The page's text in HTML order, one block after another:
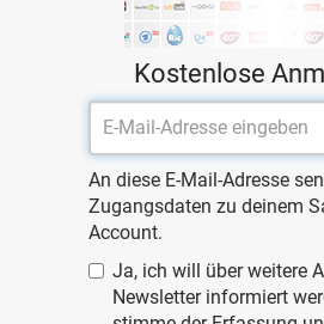
Kostenlose
An diese E-Mail-Adresse
Zugangsdaten zu deinem
Account.
Ja, ich will über weitere
Newsletter informiert